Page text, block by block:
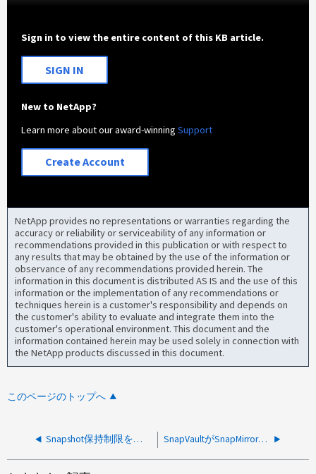
Sign in to view the entire content of this KB article.
SIGN IN
New to NetApp?
Learn more about our award-winningSupport
Create Account
NetApp provides no representations or warranties regarding the
accuracy or reliability or serviceability of any information or
recommendations provided in this publication or with respect to
any results that may be obtained by the use of the information or
observance of any recommendations provided herein. The
information in this document is distributed AS IS and the use of this
information or the implementation of any recommendations or
techniques herein is a customer's responsibility and depends on
the customer's ability to evaluate and integrate them into the
customer's operational environment. This document and the
information contained herein may be used solely in connection with
the NetApp products discussed in this document.
このページのトップへ
Snapshot保持制限を超過したため、SnapVaultで日常業務が実行されない SnapVaultがSnapMirrorポリシーに従ってSnapshotを転送しない